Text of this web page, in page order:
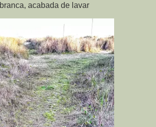
branca, acabada de lavar